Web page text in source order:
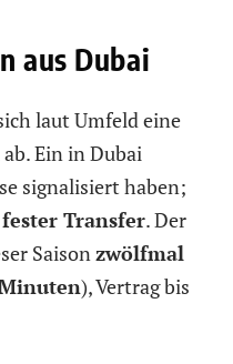
aus Dubai
laut Umfeld eine
ab. Ein in Dubai
signalisiert haben;
Transfer. Der
Saisonzwölfmal
), Vertrag bis